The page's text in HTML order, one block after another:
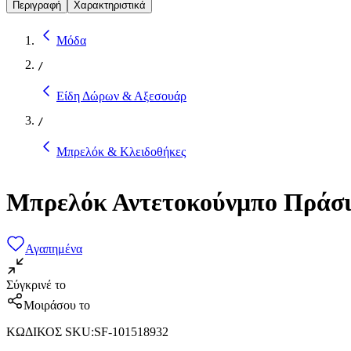
Περιγραφή Χαρακτηριστικά
Μόδα
/
Είδη Δώρων & Αξεσουάρ
/
Μπρελόκ & Κλειδοθήκες
Mπρελόκ Αντετοκούνμπο
Αγαπημένα
Σύγκρινέ το
Μοιράσου το
ΚΩΔΙΚΟΣ SKU:SF-101518932